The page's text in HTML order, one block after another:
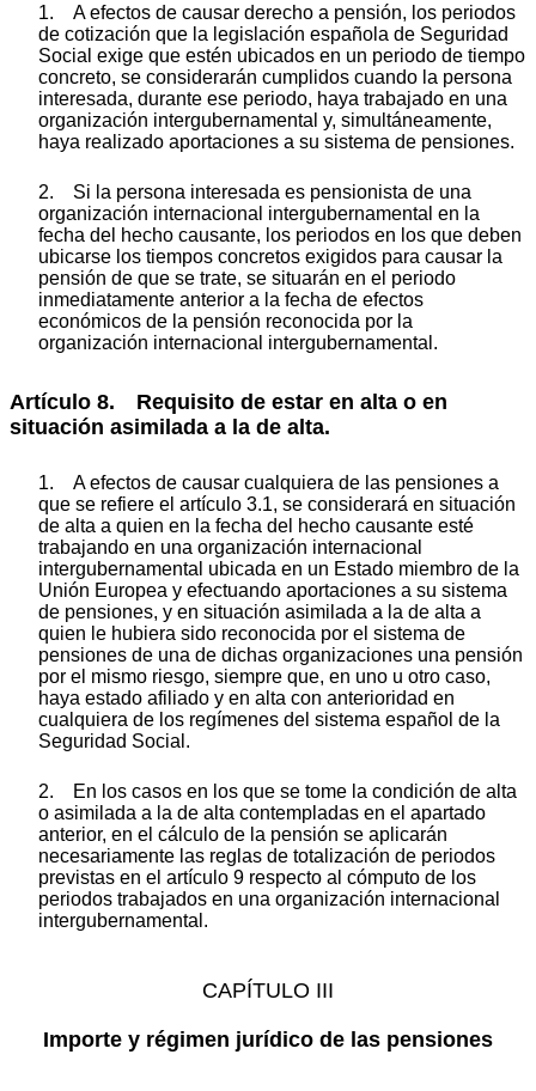
1. A efectos de causar derecho a pensión, los periodos
de cotización que la legislación española de Seguridad
Social exige que estén ubicados en un periodo de tiempo
concreto, se considerarán cumplidos cuando la persona
interesada, durante ese periodo, haya trabajado en una
organización intergubernamental y, simultáneamente,
haya realizado aportaciones a su sistema de pensiones.
2. Si la persona interesada es pensionista de una
organización internacional intergubernamental en la
fecha del hecho causante, los periodos en los que deben
ubicarse los tiempos concretos exigidos para causar la
pensión de que se trate, se situarán en el periodo
inmediatamente anterior a la fecha de efectos
económicos de la pensión reconocida por la
organización internacional intergubernamental.
Artículo 8. Requisito de estar en alta o en
situación asimilada a la de alta.
1. A efectos de causar cualquiera de las pensiones a
que se refiere el artículo 3.1, se considerará en situación
de alta a quien en la fecha del hecho causante esté
trabajando en una organización internacional
intergubernamental ubicada en un Estado miembro de la
Unión Europea y efectuando aportaciones a su sistema
de pensiones, y en situación asimilada a la de alta a
quien le hubiera sido reconocida por el sistema de
pensiones de una de dichas organizaciones una pensión
por el mismo riesgo, siempre que, en uno u otro caso,
haya estado afiliado y en alta con anterioridad en
cualquiera de los regímenes del sistema español de la
Seguridad Social.
2. En los casos en los que se tome la condición de alta
o asimilada a la de alta contempladas en el apartado
anterior, en el cálculo de la pensión se aplicarán
necesariamente las reglas de totalización de periodos
previstas en el artículo 9 respecto al cómputo de los
periodos trabajados en una organización internacional
intergubernamental.
CAPÍTULO III
Importe y régimen jurídico de las pensiones